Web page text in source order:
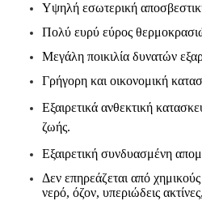
Υψηλή εσωτερική
Πολύ ευρύ εύρος
Μεγάλη ποικιλία δυνατών
Γρήγορη και οικονομική
Εξαιρετικά ανθεκτική
ζωής.
Εξαιρετική συνδυασμένη
Δεν επηρεάζεται από
νερό, όζον, υπεριώδεις